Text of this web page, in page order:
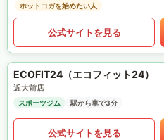
ホットヨガを始めたい人
公式サイトを見る
ECOFIT24（エコフィット24）
近大前店
スポーツジム 駅から車で3分
公式サイトを見る